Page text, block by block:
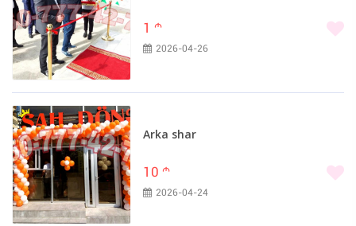
1 m
2026-04-26
Arka shar
10 m
2026-04-24